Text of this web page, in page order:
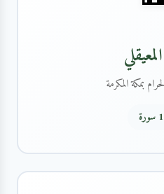
بمكة المكرمة